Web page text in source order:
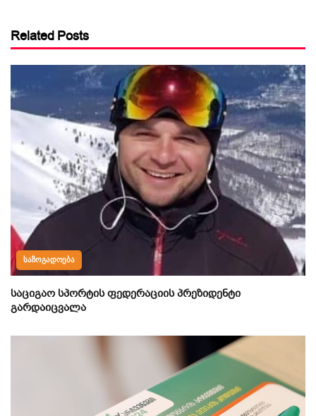
Related Posts
ᲡᲐᲖᲝᲒᲐᲓᲝᲔᲑᲐ
საციგაო სპორტის ფედერაციის პრეზიდენტი
გარდაიცვალა